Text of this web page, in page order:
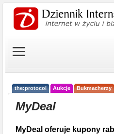
the:protocol Aukcje Bukmacherzy
MyDeal
MyDeal oferuje kupony